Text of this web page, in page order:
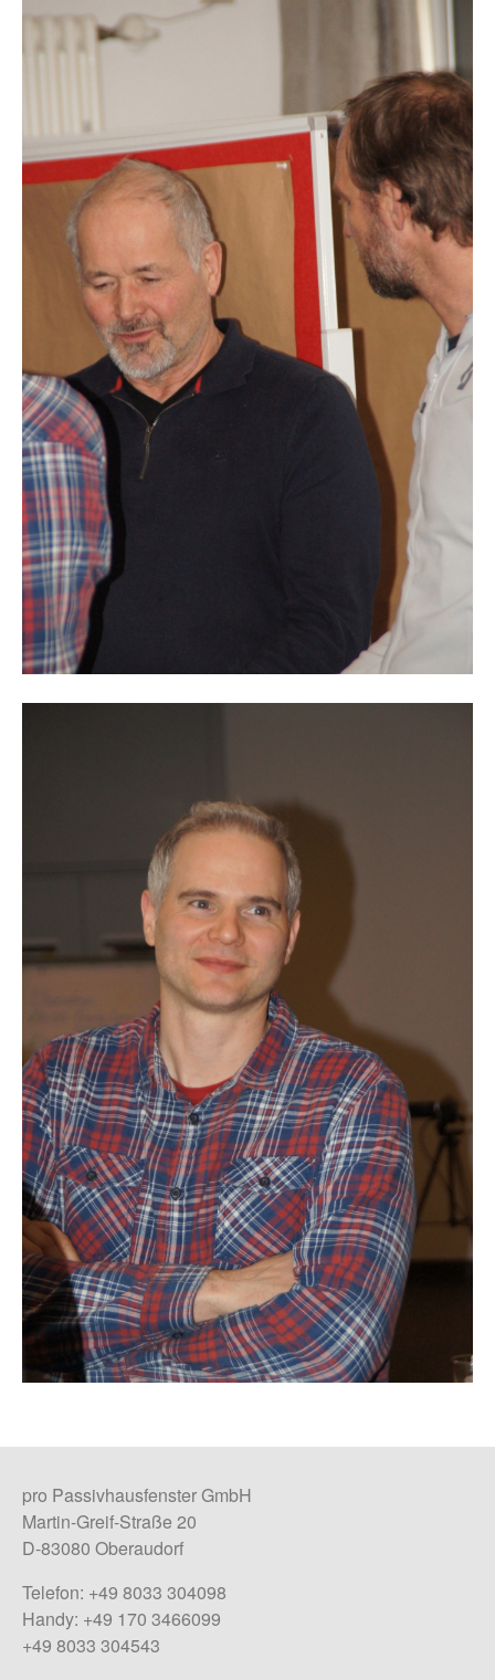
pro Passivhausfenster GmbH
Martin-Greif-Straße 20
D-83080 Oberaudorf
Telefon: +49 8033 304098
Handy: +49 170 3466099
+49 8033 304543